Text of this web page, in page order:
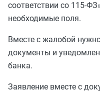
соответствии со 115-
необходимые поля.
Вместе с жалобой
документы и
банка.
Заявление вместе с